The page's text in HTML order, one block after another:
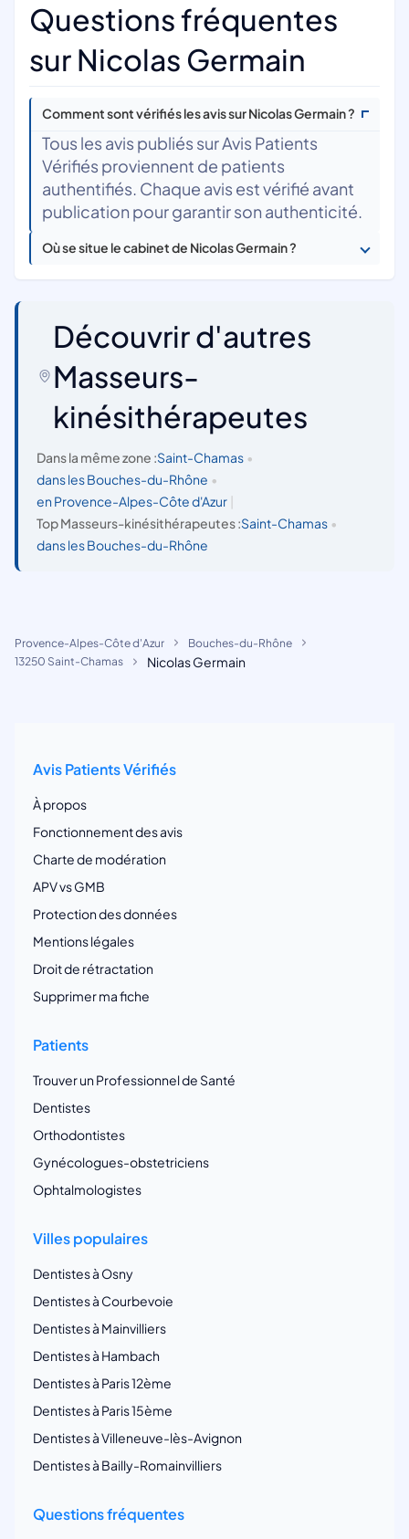
Questions fréquentes
sur Nicolas Germain
Comment sont vérifiés les avis sur Nicolas Germain ?
Tous les avis publiés sur Avis Patients
Vérifiés proviennent de patients
authentifiés. Chaque avis est vérifié avant
publication pour garantir son authenticité.
Où se situe le cabinet de Nicolas Germain ?
Découvrir d'autres
Masseurs-
kinésithérapeutes
Dans la même zone :Saint-Chamas •
dans les Bouches-du-Rhône •
en Provence-Alpes-Côte d'Azur
Top Masseurs-kinésithérapeutes :Saint-Chamas •
dans les Bouches-du-Rhône
Provence-Alpes-Côte d'Azur
Bouches-du-Rhône
13250 Saint-Chamas
Nicolas Germain
Avis Patients Vérifiés
À propos
Fonctionnement des avis
Charte de modération
APV vs GMB
Protection des données
Mentions légales
Droit de rétractation
Supprimer ma fiche
Patients
Trouver un Professionnel de Santé
Dentistes
Orthodontistes
Gynécologues-obstetriciens
Ophtalmologistes
Villes populaires
Dentistes à Osny
Dentistes à Courbevoie
Dentistes à Mainvilliers
Dentistes à Hambach
Dentistes à Paris 12ème
Dentistes à Paris 15ème
Dentistes à Villeneuve-lès-Avignon
Dentistes à Bailly-Romainvilliers
Questions fréquentes